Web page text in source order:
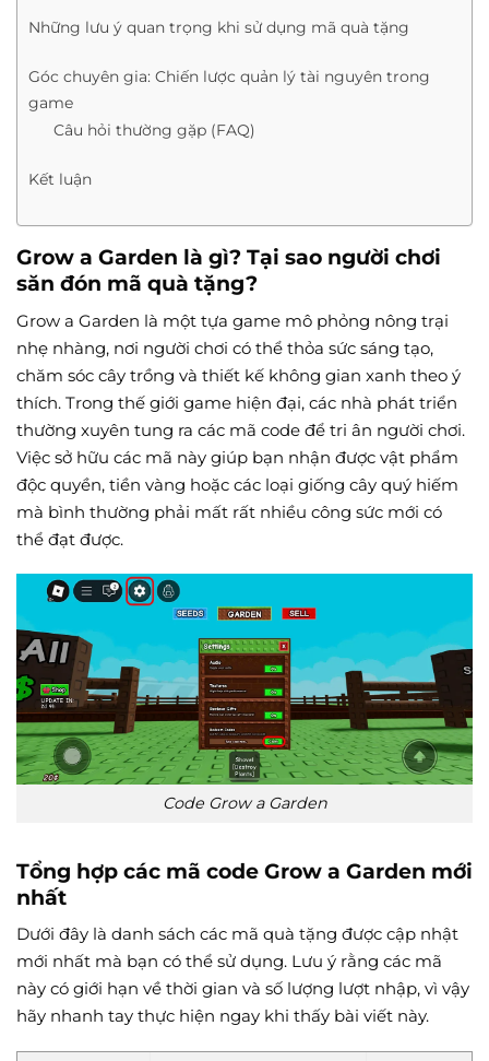
Những lưu ý quan trọng khi sử dụng mã quà tặng
Góc chuyên gia: Chiến lược quản lý tài nguyên trong
game
Câu hỏi thường gặp (FAQ)
Kết luận
Grow a Garden là gì? Tại sao người chơi
săn đón mã quà tặng?
Grow a Garden là một tựa game mô phỏng nông trại
nhẹ nhàng, nơi người chơi có thể thỏa sức sáng tạo,
chăm sóc cây trồng và thiết kế không gian xanh theo ý
thích. Trong thế giới game hiện đại, các nhà phát triển
thường xuyên tung ra các mã code để tri ân người chơi.
Việc sở hữu các mã này giúp bạn nhận được vật phẩm
độc quyền, tiền vàng hoặc các loại giống cây quý hiếm
mà bình thường phải mất rất nhiều công sức mới có
thể đạt được.
Code Grow a Garden
Tổng hợp các mã code Grow a Garden mới
nhất
Dưới đây là danh sách các mã quà tặng được cập nhật
mới nhất mà bạn có thể sử dụng. Lưu ý rằng các mã
này có giới hạn về thời gian và số lượng lượt nhập, vì vậy
hãy nhanh tay thực hiện ngay khi thấy bài viết này.